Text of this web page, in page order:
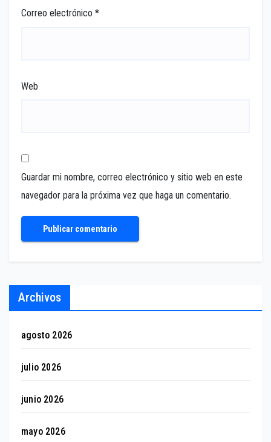
Correo electrónico *
Web
Guardar mi nombre, correo electrónico y sitio web en este
navegador para la próxima vez que haga un comentario.
Archivos
agosto 2026
julio 2026
junio 2026
mayo 2026